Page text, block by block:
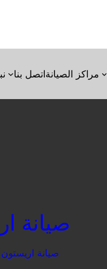
اتصل بنامراكز الصيانة
صيانة
صيانة